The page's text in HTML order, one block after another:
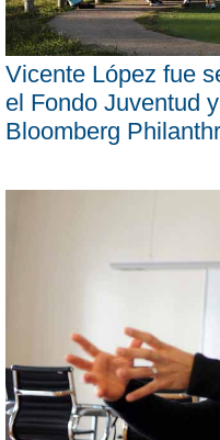
Vicente López fue
el Fondo Juventud
Bloomberg